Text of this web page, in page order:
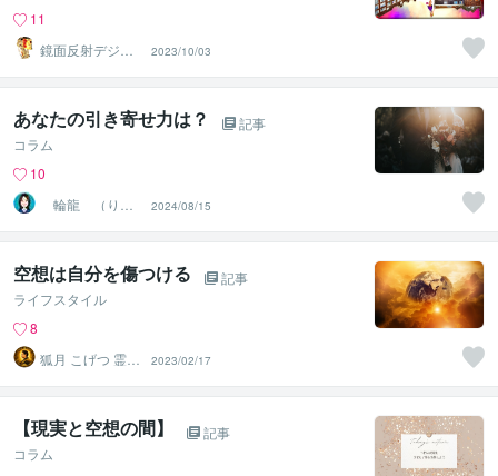
11
鏡面反射デジタ
ルアート製作所
（鈴木穣）
2023/10/03
あなたの引き寄せ力は？
記事
コラム
10
輪龍 （りん
りゅう）
2024/08/15
空想は自分を傷つける
記事
ライフスタイル
8
狐月 こげつ 霊視
鑑定師
2023/02/17
【現実と空想の間】
記事
コラム